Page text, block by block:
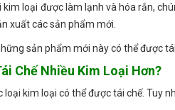
kim loại được làm lạnh và hóa rắn,
xuất các sản phẩm mới.
sản phẩm mới này có thể được
Chế Nhiều Kim Loại Hơn?
kim loại có thể được tái chế. Tuy